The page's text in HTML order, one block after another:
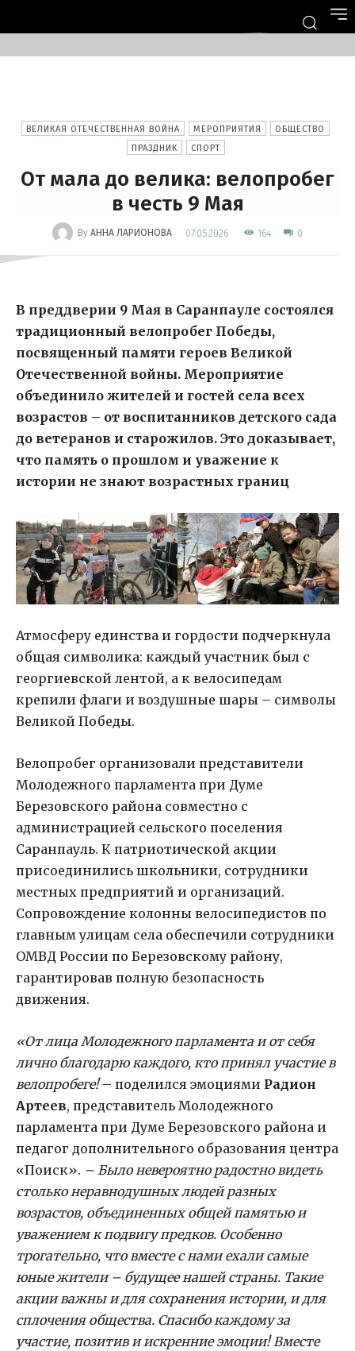
ВЕЛИКАЯ ОТЕЧЕСТВЕННАЯ ВОЙНА МЕРОПРИЯТИЯ
ОБЩЕСТВО
ПРАЗДНИК
СПОРТ
От мала до велика: велопробег
в честь 9 Мая
By АННА ЛАРИОНОВА 07.05.2026 164 0
В преддверии 9 Мая в Саранпауле состоялся
традиционный велопробег Победы,
посвященный памяти героев Великой
Отечественной войны. Мероприятие
объединило жителей и гостей села всех
возрастов – от воспитанников детского сада
до ветеранов и старожилов. Это доказывает,
что память о прошлом и уважение к
истории не знают возрастных границ
Атмосферу единства и гордости подчеркнула
общая символика: каждый участник был с
георгиевской лентой, а к велосипедам
крепили флаги и воздушные шары – символы
Великой Победы.
Велопробег организовали представители
Молодежного парламента при Думе
Березовского района совместно с
администрацией сельского поселения
Саранпауль. К патриотической акции
присоединились школьники, сотрудники
местных предприятий и организаций.
Сопровождение колонны велосипедистов по
главным улицам села обеспечили сотрудники
ОМВД России по Березовскому району,
гарантировав полную безопасность
движения.
«От лица Молодежного парламента и от себя
лично благодарю каждого, кто принял участие в
велопробеге!– поделился эмоциями Радион
Артеев, представитель Молодежного
парламента при Думе Березовского района и
педагог дополнительного образования центра
«Поиск». – Было невероятно радостно видеть
столько неравнодушных людей разных
возрастов, объединенных общей памятью и
уважением к подвигу предков. Особенно
трогательно, что вместе с нами ехали самые
юные жители – будущее нашей страны. Такие
акции важны и для сохранения истории, и для
сплочения общества. Спасибо каждому за
участие, позитив и искренние эмоции! Вместе